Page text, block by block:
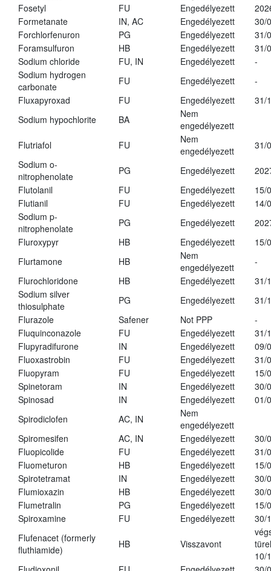
Fosetyl
FU Engedélyezett
Formetanate
IN, AC Engedélyezett
30/
Forchlorfenuron
PG Engedélyezett
31/
Foramsulfuron
HB Engedélyezett
31/
Sodium chloride
FU, IN Engedélyezett
-
Sodium hydrogen
carbonate
FU Engedélyezett
-
Fluxapyroxad
FU Engedélyezett
31/
Sodium hypochlorite
BA
Nem
engedélyezett
Flutriafol
FU
Nem
engedélyezett
31/
Sodium o-
nitrophenolate
PG Engedélyezett
Flutolanil
FU Engedélyezett
15/
Flutianil
FU Engedélyezett
14/
Sodium p-
nitrophenolate
PG Engedélyezett
Fluroxypyr
HB Engedélyezett
15/
Flurtamone
HB
Nem
engedélyezett
-
Flurochloridone
HB Engedélyezett
31/
Sodium silver
thiosulphate
PG Engedélyezett
31/
Flurazole
Safener Not PPP
-
Fluquinconazole
FU Engedélyezett
31/
Flupyradifurone
IN Engedélyezett
09/
Fluoxastrobin
FU Engedélyezett
31/
Fluopyram
FU Engedélyezett
15/
Spinetoram
IN Engedélyezett
30/
Spinosad
IN Engedélyezett
01/
Spirodiclofen
AC, IN
Nem
engedélyezett
Spiromesifen
AC, IN Engedélyezett
30/
Fluopicolide
FU Engedélyezett
31/
Fluometuron
HB Engedélyezett
15/
Spirotetramat
IN Engedélyezett
30/
Flumioxazin
HB Engedélyezett
30/
Flumetralin
PG Engedélyezett
15/
Spiroxamine
FU Engedélyezett
30/
Flufenacet (formerly
fluthiamide)
HB Visszavont
10/